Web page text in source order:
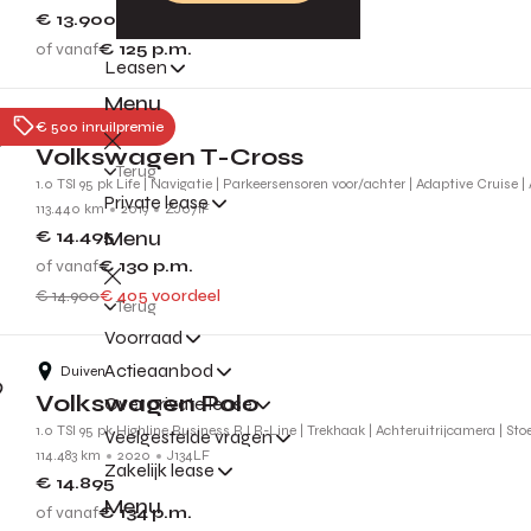
Leasen
Menu
Terug
Private lease
Menu
Terug
Voorraad
Actieaanbod
Over private lease
Veelgestelde vragen
Zakelijk lease
Menu
€ 13.900
of vanaf€ 125 p.m.
€ 500 inruilpremie
Nijmegen
Volkswagen T-Cross
1.0 TSI 95 pk Life | Navigatie | Parkeersensoren voor/achter | Adaptive Cruise
113.440 km
2019 ZJ071F
€ 14.495
of vanaf€ 130 p.m.
€ 14.900€ 405 voordeel
Duiven
Volkswagen Polo
1.0 TSI 95 pk Highline Business R l R-Line | Trekhaak | Achteruitrijcamera |
114.483 km
2020 J134LF
€ 14.895
of vanaf€ 134p.m.